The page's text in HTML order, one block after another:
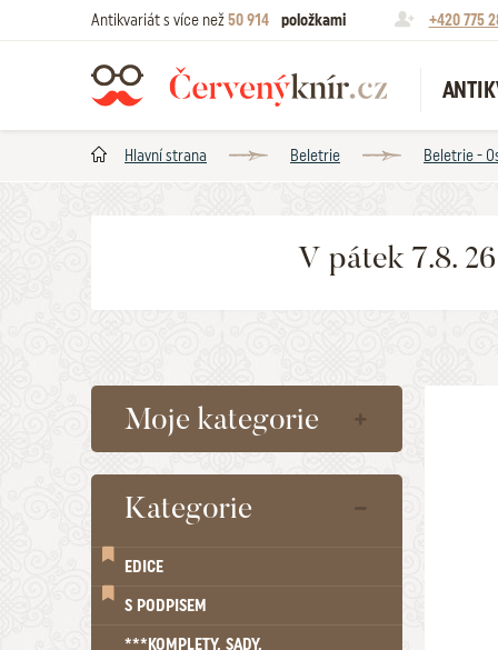
Antikvariát s více než50 914 položkami +420 775
Hlavní strana Beletrie Beletrie -
V pátek 7.8.
Moje kategorie
Kategorie
EDICE
S PODPISEM
***KOMPLETY, SADY,